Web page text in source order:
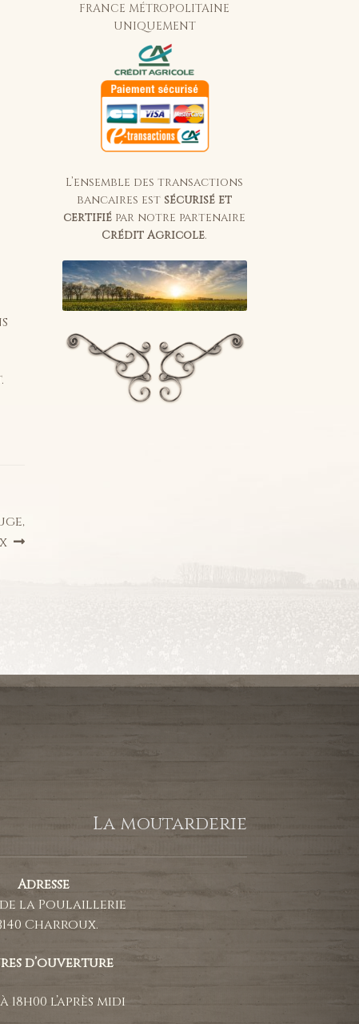
FRANCE MÉTROPOLITAINE
UNIQUEMENT
L’ensemble des transactions
bancaires est sécurisé et
certifié par notre partenaire
Crédit Agricole.
La moutarderie
Adresse
de la Poulaillerie
Charroux.
d’ouverture
18h00 l’après midi